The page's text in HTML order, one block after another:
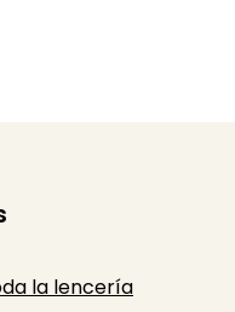
la lencería